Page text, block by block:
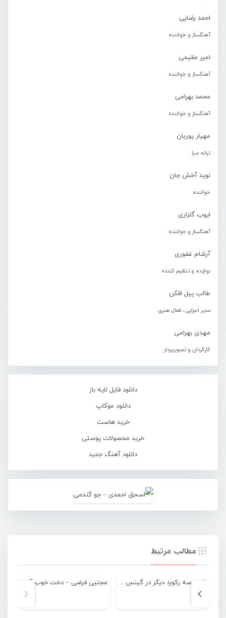
احمد رضایی
آهنگساز و خواننده
امیر مقیمی
آهنگساز و خواننده
محمد بهرامی
آهنگساز و خواننده
مهیار پوریان
ترانه سرا
نوید آخش جان
خواننده
ایوب گلزاری
آهنگساز و خواننده
آرشام غفوری
نوازنده و تنظیم کننده
طالب پیل افکن
مدیر اجرایی ، فعال هنری
مهدی بهرامی
کارگردان و تصویربردار
دانلود فایل لایه باز
دانلود موکاپ
خرید هاست
خرید محصولات پوستی
دانلود آهنگ جدید
مطالب مرتبط
ثبت سه رکورد دیگر در گینس توسط آرش احمدی